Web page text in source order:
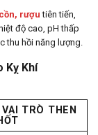
rượutiên tiến,
độ cao, pH thấp
thu hồi năng lượng.
Kỵ Khí
TRÒ THEN